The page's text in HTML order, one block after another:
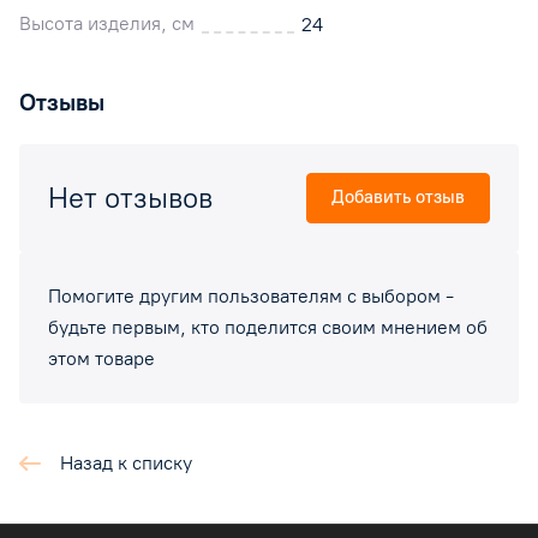
Высота изделия, см
24
Отзывы
Помогите другим пользователям с выбором -
будьте первым, кто поделится своим мнением об
этом товаре
Нет отзывов Добавить отзыв
Назад к списку